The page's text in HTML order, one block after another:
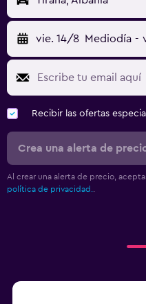
vie. 14/8 Mediodía -
Recibir las ofertas
Crea una alerta de
Al crear una alerta de precio,
política de privacidad..